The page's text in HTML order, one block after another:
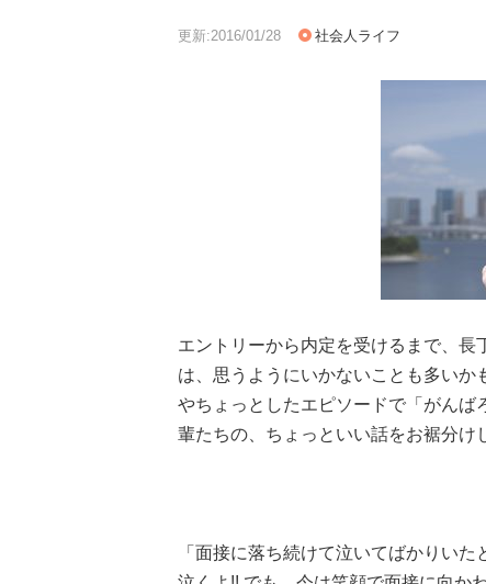
更新:2016/01/28 社会人ライフ
エントリーから内定を受けるまで、
は、思うようにいかないことも多い
やちょっとしたエピソードで「がん
輩たちの、ちょっといい話をお裾分け
「面接に落ち続けて泣いてばかりい